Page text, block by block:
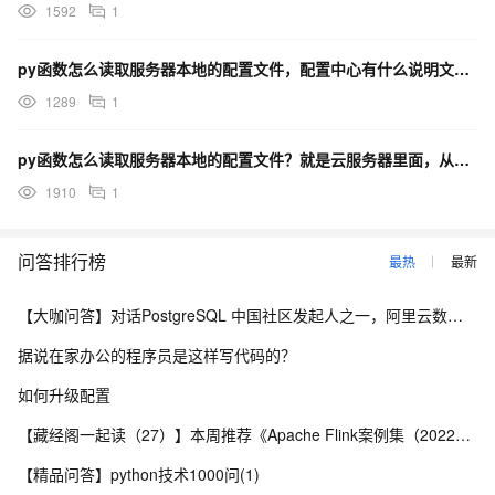
1592 1
py函数怎么读取服务器本地的配置文件，配置中心有什么说明文档可以看看吗？
1289 1
py函数怎么读取服务器本地的配置文件？就是云服务器里面，从函数计算的函数实例里读 ECS 上的配置文
1910 1
问答排行榜 最热 最新
【大咖问答】对话PostgreSQL 中国社区发起人之一，阿里云数据库高级专家 德哥
据说在家办公的程序员是这样写代码的？
如何升级配置
【藏经阁一起读（27）】本周推荐《Apache Flink案例集（2022版）》，你有哪些心得？
【精品问答】python技术1000问(1)